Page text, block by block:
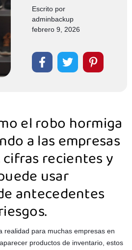
Escrito por
adminbackup
febrero 9, 2026
el robo hormiga
a las empresas
recientes y
usar
antecedentes
realidad para muchas empresas en
productos de inventario, estos